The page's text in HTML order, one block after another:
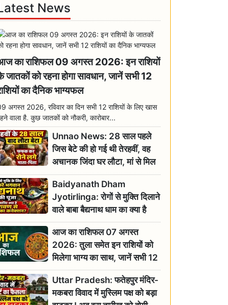
News
का राशिफल 09 अगस्त 2026: इन राशियों
जातकों को रहना होगा सावधान, जानें सभी 12
का दैनिक भाग्यफल
अगस्त 2026, रविवार का दिन सभी 12 राशियों के लिए खास
वाला है. कुछ जातकों को नौकरी, कारोबार...
Unnao News: 28 साल पहले
जिस बेटे की हो गई थी तेरहवीं, वह
अचानक जिंदा घर लौटा, मां से मिल
छलक पड़े आंसू
Baidyanath Dham
Jyotirlinga: रोगों से मुक्ति दिलाने
वाले बाबा बैद्यनाथ धाम का क्या है
रावण से संबंध? जानिए ज्योतिर्लिंग की
महिमा
आज का राशिफल 07 अगस्त
2026: तुला समेत इन राशियों को
मिलेगा भाग्य का साथ, जानें सभी 12
राशियों का दैनिक भाग्यफल
Uttar Pradesh: फतेहपुर मंदिर-
मकबरा विवाद में मुस्लिम पक्ष को बड़ा